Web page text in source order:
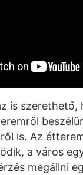
is szerethető,
is. Az
a város
megállni